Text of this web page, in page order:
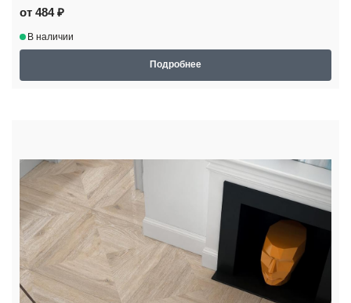
от 484 ₽
В наличии
Подробнее